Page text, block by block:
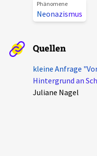
Pressemitteilungen
Projektbeschreibung
Kontakt
Unterstützer_innen
chronik.LE in der Presse
Phänomene
Neonazismus
Quellen
kleine Anfrage
Hintergrund an
Juliane Nagel